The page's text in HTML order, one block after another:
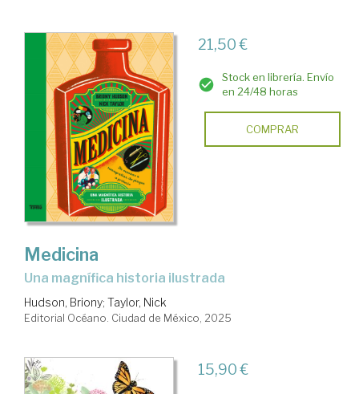
21,50 €
Stock en librería. Envío
en 24/48 horas
COMPRAR
Medicina
Una magnífica historia ilustrada
Hudson, Briony; Taylor, Nick
Editorial Océano. Ciudad de México, 2025
15,90 €